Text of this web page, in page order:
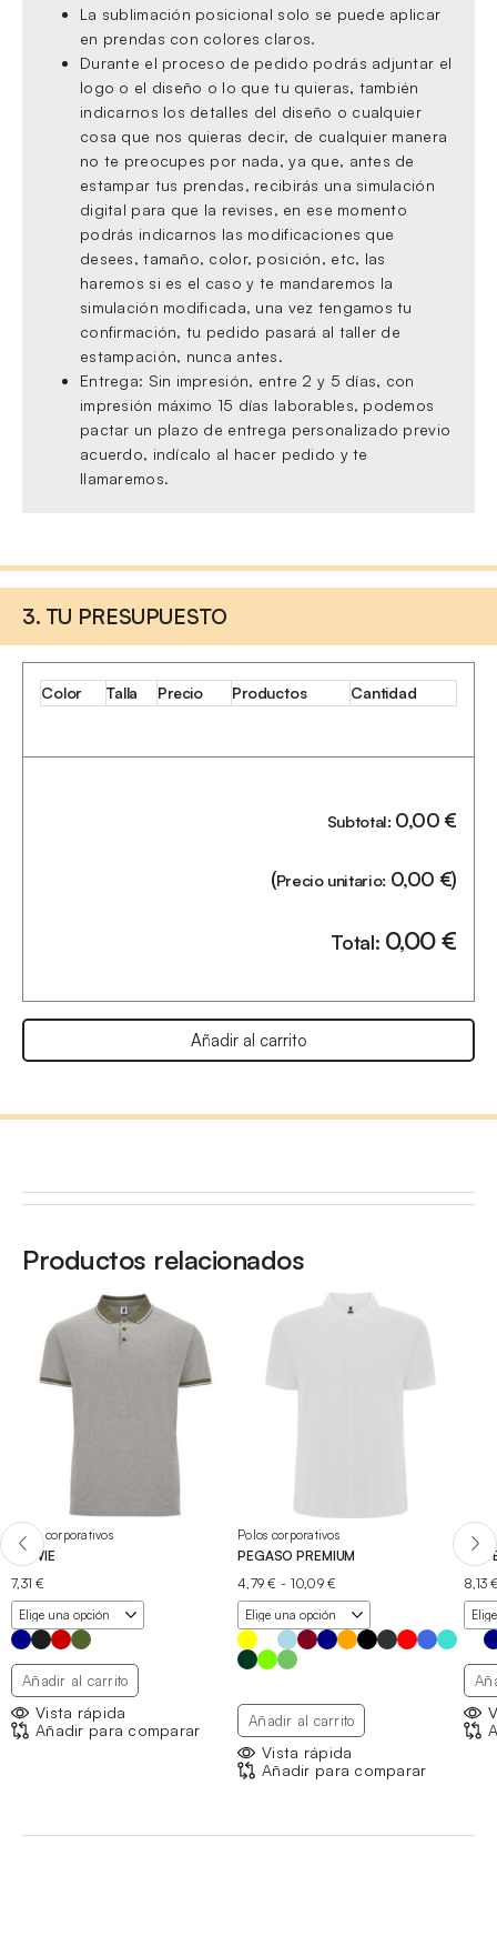
La sublimación posicional solo se puede aplicar
en prendas con colores claros.
Durante el proceso de pedido podrás adjuntar el
logo o el diseño o lo que tu quieras, también
indicarnos los detalles del diseño o cualquier
cosa que nos quieras decir, de cualquier manera
no te preocupes por nada, ya que, antes de
estampar tus prendas, recibirás una simulación
digital para que la revises, en ese momento
podrás indicarnos las modificaciones que
desees, tamaño, color, posición, etc, las
haremos si es el caso y te mandaremos la
simulación modificada, una vez tengamos tu
confirmación, tu pedido pasará al taller de
estampación, nunca antes.
Entrega: Sin impresión, entre 2 y 5 días, con
impresión máximo 15 días laborables, podemos
pactar un plazo de entrega personalizado previo
acuerdo, indícalo al hacer pedido y te
llamaremos.
3. TU PRESUPUESTO
Color Talla Precio Productos Cantidad
Subtotal: 0,00€
(Precio unitario: 0,00 €)
Total: 0,00€
Añadir al carrito
Productos relacionados
Polos corporativos
BOWIE
7,31€
Añadir al carrito
Vista rápida
Añadir para comparar
Polos corporativos
PEGASO PREMIUM
4,79€ - 10,09€
de
precios:
desde
4,79 €
Añadir al carrito
Vista rápida
Añadir para comparar
8,13